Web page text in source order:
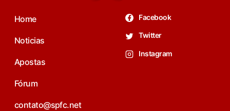
Home
Noticias
Apostas
Fórum
contato@spfc.net
Facebook
Twitter
Instagram